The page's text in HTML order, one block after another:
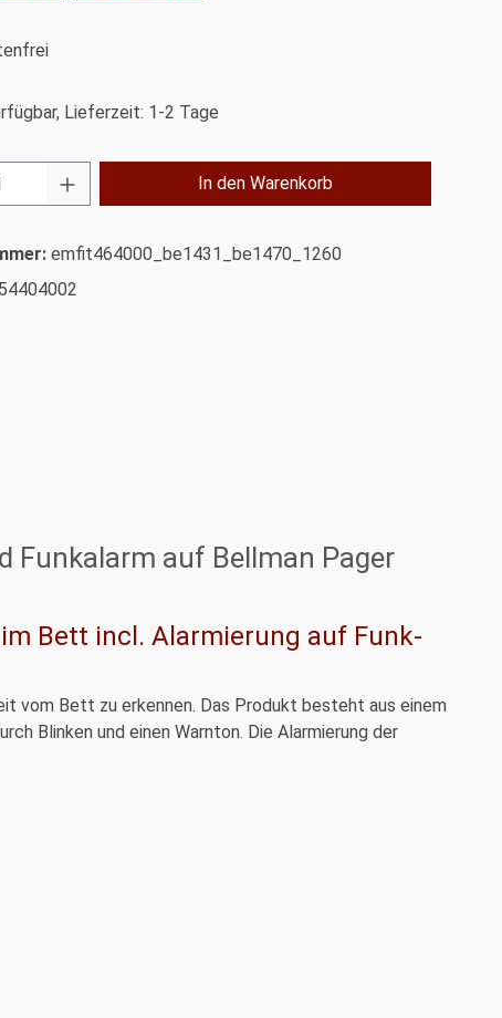
Lieferzeit: 1-2 Tage
Anzahl: Gib den gewünschten Wert ein
In den Warenkorb
emfit464000_be1431_be1470_1260
Funkalarm auf Bellman Pager
Bett incl. Alarmierung auf Funk-
vom Bett zu erkennen. Das Produkt besteht aus einem
Blinken und einen Warnton. Die Alarmierung der